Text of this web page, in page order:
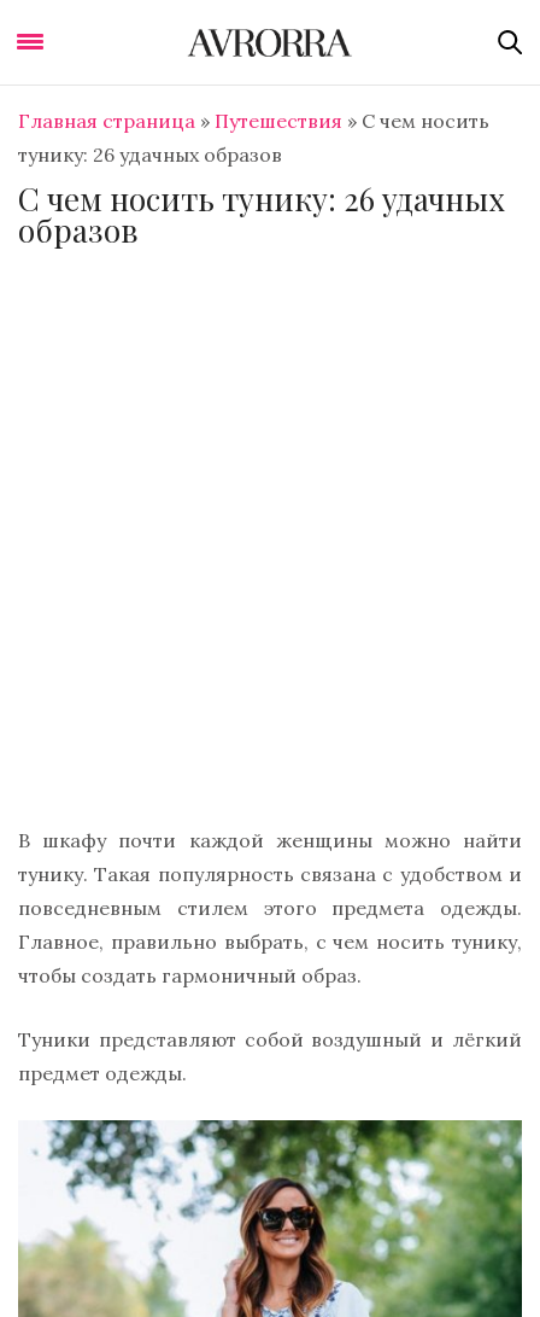
Главная страница » Путешествия » С чем носить
тунику: 26 удачных образов
С чем носить тунику: 26 удачных
образов
В шкафу почти каждой женщины можно найти
тунику. Такая популярность связана с удобством и
повседневным стилем этого предмета одежды.
Главное, правильно выбрать, с чем носить тунику,
чтобы создать гармоничный образ.
Туники представляют собой воздушный и лёгкий
предмет одежды.